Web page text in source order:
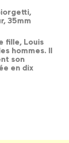
35mm
fille, Louis
hommes. Il
son
en dix